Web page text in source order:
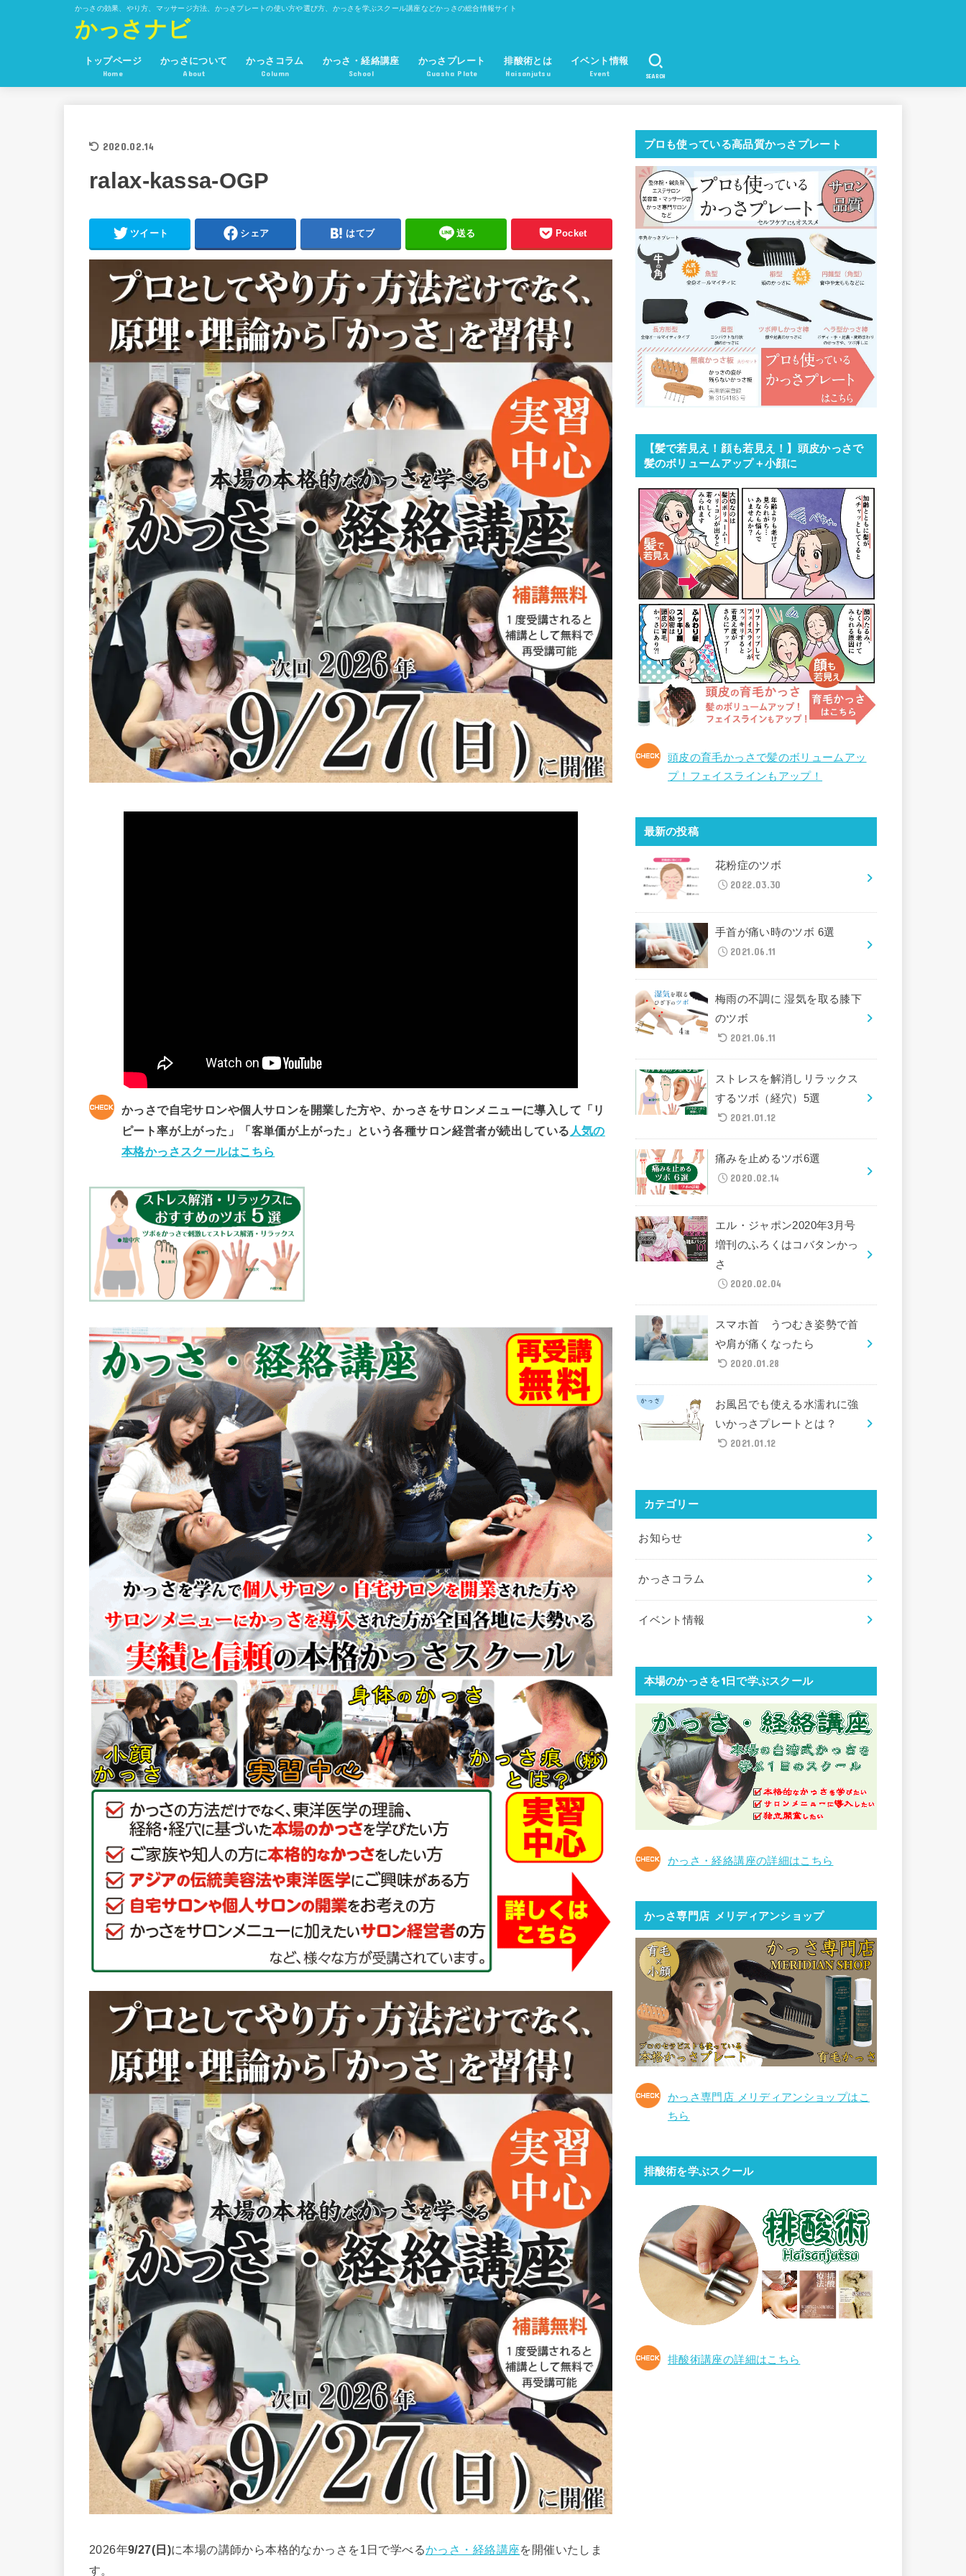
かっさの効果、やり方、マッサージ方法、かっさプレートの使い方や選び方、かっさを学ぶスクール講座などかっさの総合情報サイト
かっさナビ
トップページ
Home
かっさについて
About
かっさコラム
Column
かっさ・経絡講座
School
かっさプレート
Guasha Plate
排酸術とは
Haisanjutsu
イベント情報
Event SEARCH
2020.02.14
ralax-kassa-OGP
ツイート シェア はてブ 送る Pocket
かっさで自宅サロンや個人サロンを開業した方や、かっさをサロンメニューに導入して「リ
ピート率が上がった」「客単価が上がった」という各種サロン経営者が続出している 人気の
本格かっさスクールはこちら
2026年9/27(日)に本場の講師から本格的なかっさを1日で学べるかっさ・経絡講座を開催いたしま
す。
プロも使っている高品質かっさプレート
【髪で若見え！顔も若見え！】頭皮かっさで
髪のボリュームアップ＋小顔に
頭皮の育毛かっさで髪のボリュームアッ
プ！フェイスラインもアップ！
最新の投稿
花粉症のツボ
2022.03.30
手首が痛い時のツボ 6選
2021.06.11
梅雨の不調に 湿気を取る膝下
のツボ
2021.06.11
ストレスを解消しリラックス
するツボ（経穴）5選
2021.01.12
痛みを止めるツボ6選
2020.02.14
エル・ジャポン2020年3月号
増刊のふろくはコバタンかっ
さ
2020.02.04
スマホ首 うつむき姿勢で首
や肩が痛くなったら
2020.01.28
お風呂でも使える水濡れに強
いかっさプレートとは？
2021.01.12
カテゴリー
お知らせ
かっさコラム
イベント情報
本場のかっさを1日で学ぶスクール
かっさ・経絡講座の詳細はこちら
かっさ専門店 メリディアンショップ
かっさ専門店 メリディアンショップはこ
ちら
排酸術を学ぶスクール
排酸術講座の詳細はこちら